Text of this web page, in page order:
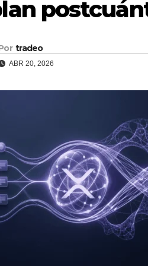
tradeo
ABR 20, 2026